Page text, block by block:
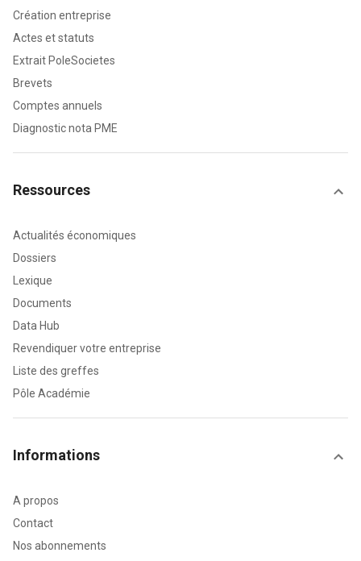
Création entreprise
Actes et statuts
Extrait PoleSocietes
Brevets
Comptes annuels
Diagnostic nota PME
Ressources
Actualités économiques
Dossiers
Lexique
Documents
Data Hub
Revendiquer votre entreprise
Liste des greffes
Pôle Académie
Informations
A propos
Contact
Nos abonnements